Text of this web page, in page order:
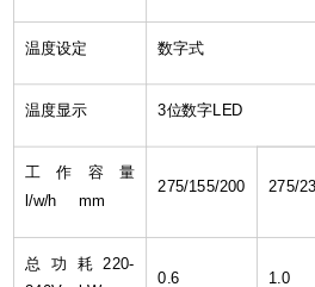
温度设定 数字式
温度显示 3位数字LED
工作容量
l/w/h mm
275/155/200 275/
总功耗220-
0.6 1.0